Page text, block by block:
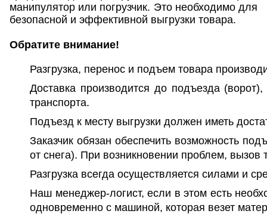
манипулятор или погрузчик. Это необходимо для
безопасной и эффективной выгрузки товара.
Обратите внимание!
Разгрузка, перенос и подъем товара
Доставка производится до подъезда
транспорта.
Подъезд к месту выгрузки должен иметь
Заказчик обязан обеспечить возможность
от снега). При возникновении проблем, вызов
Разгрузка всегда осуществляется силами и
Наш менеджер-логист, если в этом есть
одновременно с машиной, которая везет